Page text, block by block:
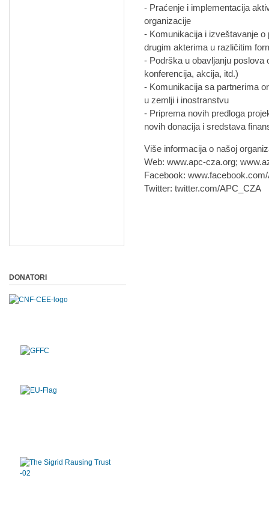
- Praćenje i implementacija
organizacije
- Komunikacija i izveštavanje
drugim akterima u različitim
- Podrška u obavljanju poslova
konferencija, akcija, itd.)
- Komunikacija sa partnerima
u zemlji i inostranstvu
- Priprema novih predloga
novih donacija i sredstava
Više informacija o našoj
Web: www.apc-cza.org;
Facebook:
Twitter: twitter.com/APC_CZA
DONATORI